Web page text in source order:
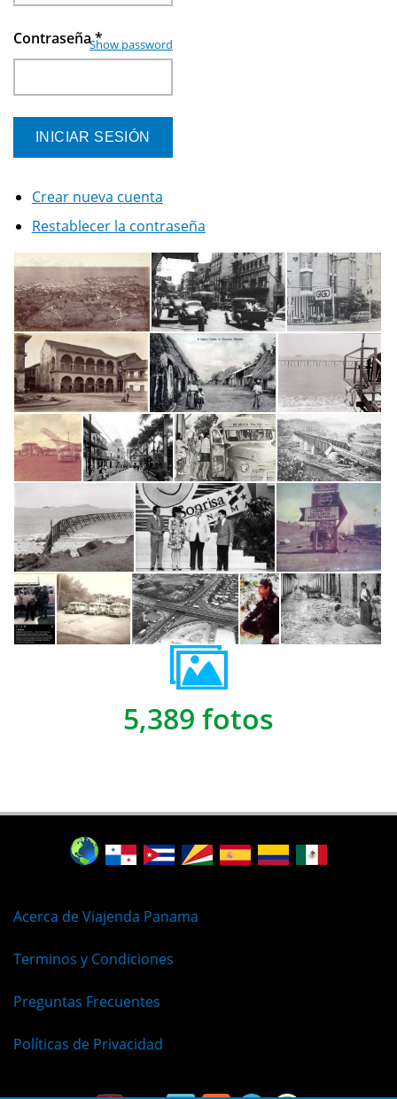
Contraseña*
Show password
Crear nueva cuenta
Restablecer la contraseña
5,389 fotos
Acerca de Viajenda Panama
Terminos y Condiciones
Preguntas Frecuentes
Políticas de Privacidad